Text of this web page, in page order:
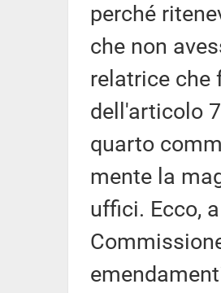
perché
che non
relatrice che
dell'articolo
quarto
mente la
uffici. Ecco,